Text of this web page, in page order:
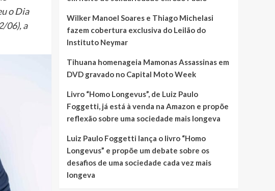
o Dia
06), a
Wilker Manoel Soares e Thiago Michelasi
fazem cobertura exclusiva do Leilão do
Instituto Neymar
Tihuana homenageia Mamonas Assassinas em
DVD gravado no Capital Moto Week
Livro “Homo Longevus”, de Luiz Paulo
Foggetti, já está à venda na Amazon e propõe
reflexão sobre uma sociedade mais longeva
Luiz Paulo Foggetti lança o livro “Homo
Longevus” e propõe um debate sobre os
desafios de uma sociedade cada vez mais
longeva